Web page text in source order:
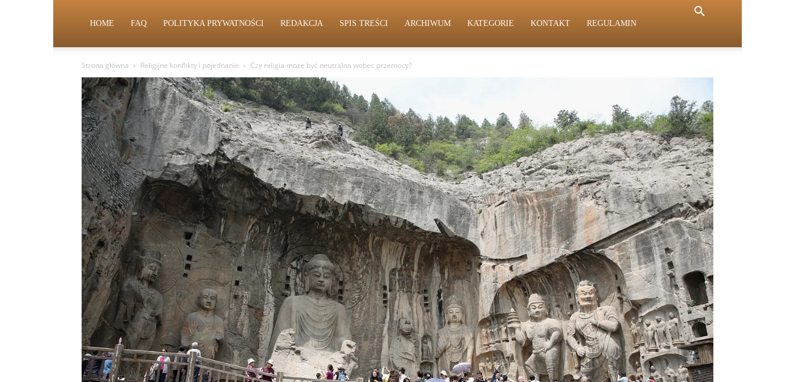
HOME FAQ POLITYKA PRYWATNOŚCI REDAKCJA SPIS TREŚCI ARCHIWUM KATEGORIE KONTAKT REGULAMIN
Strona główna Religijne konflikty i pojednanie Czy religia może być neutralna wobec przemocy?